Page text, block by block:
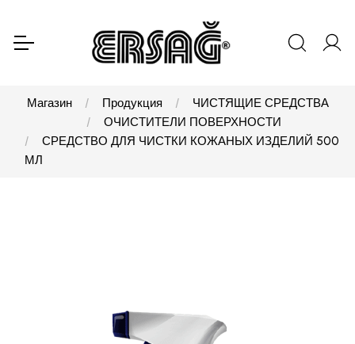
Магазин Продукция
ЧИСТЯЩИЕ СРЕДСТВА
ОЧИСТИТЕЛИ ПОВЕРХНОСТИ
СРЕДСТВО ДЛЯ ЧИСТКИ КОЖАНЫХ ИЗДЕЛИЙ 500
МЛ